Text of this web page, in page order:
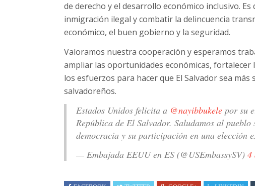
de derecho y el desarrollo económico inclusivo.
inmigración ilegal y combatir la delincuencia
económico, el buen gobierno y la seguridad.
Valoramos nuestra cooperación y esperamos
ampliar las oportunidades económicas,
los esfuerzos para hacer que El Salvador sea
salvadoreños.
Estados Unidos felicita a @nayibbukele por su
República de El Salvador. Saludamos al
democracia y su participación en una elección
— Embajada EEUU en ES (@USEmbassySV) 4